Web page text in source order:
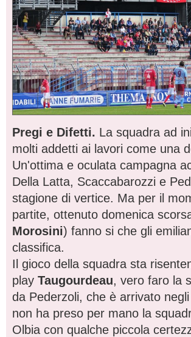
Pregi e Difetti. La squadra ad
molti addetti ai lavori come una
Un'ottima e oculata campagna
Della Latta, Scaccabarozzi e
stagione di vertice. Ma per il
partite, ottenuto domenica
Morosini) fanno si che gli
classifica.
Il gioco della squadra sta
play Taugourdeau, vero faro la
da Pederzoli, che è arrivato
non ha preso per mano la
Olbia con qualche piccola